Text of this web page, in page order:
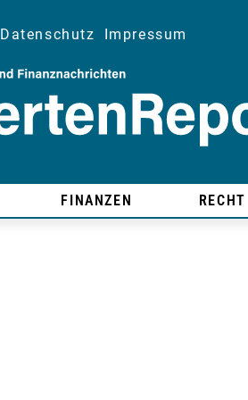
Datenschutz Impressum
FINANZEN RECHT